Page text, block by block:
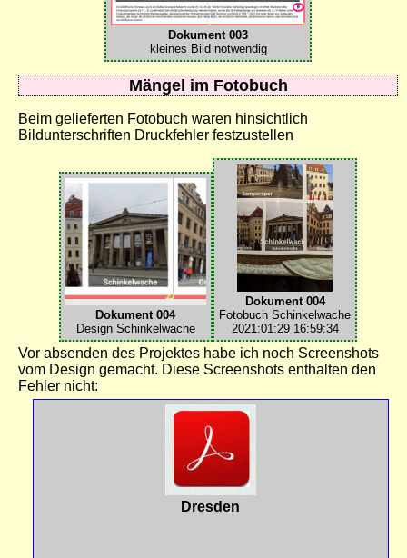
Dokument 003
kleines Bild notwendig
Mängel im Fotobuch
Beim gelieferten Fotobuch waren hinsichtlich
Bildunterschriften Druckfehler festzustellen
Dokument 004
Design Schinkelwache
Dokument 004
Fotobuch Schinkelwache
2021:01:29 16:59:34
Vor absenden des Projektes habe ich noch Screenshots
vom Design gemacht. Diese Screenshots enthalten den
Fehler nicht:
Dresden